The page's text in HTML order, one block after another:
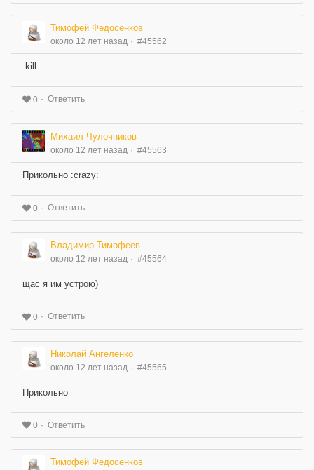
Тимофей Федосенков
около 12 лет назад #45562
:kill:
0 Ответить
Михаил Чулочников
около 12 лет назад #45563
Прикольно :crazy:
0 Ответить
Владимир Тимофеев
около 12 лет назад #45564
щас я им устрою)
0 Ответить
Николай Ангеленко
около 12 лет назад #45565
Прикольно
0 Ответить
Тимофей Федосенков